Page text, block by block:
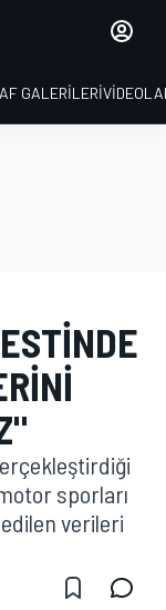
GALERILERI
sporları
verileri